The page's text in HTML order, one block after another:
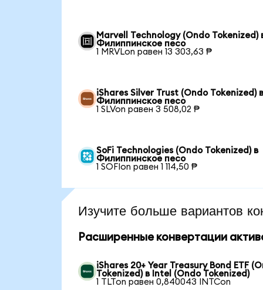
Marvell Technology (Ondo Tokenized)
Филиппинское песо
1 MRVLon равен 13 303,63 ₱
iShares Silver Trust (Ondo Tokenized)
Филиппинское песо
1 SLVon равен 3 508,02 ₱
SoFi Technologies (Ondo Tokenized) в
Филиппинское песо
1 SOFIon равен 1 114,50 ₱
Изучите больше вариантов
Расширенные конвертации
iShares 20+ Year Treasury Bond ETF
Tokenized) в Intel (Ondo Tokenized)
1 TLTon равен 0,840043 INTCon